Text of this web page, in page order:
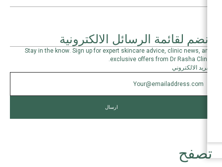
انضم لقائمة الرسائل الالكترونية
Stay in the know. Sign up for expert skincare advice, clinic news, and
exclusive offers from Dr Rasha Clinic.
البريد الالكتروني
تصفح